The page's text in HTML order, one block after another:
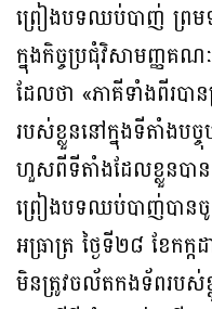
ព្រៀងបទឈប់បាញ់ ព្រមទ
ក្នុងកិច្ចប្រជុំវិសាមញ្ញគណ
ដែលថា «ភាគីទាំងពីរបាន
របស់ខ្លួននៅក្នុងទីតាំងបច្
ហួសពីទីតាំងដែលខ្លួនបា
ព្រៀងបទឈប់បាញ់បាន
អធ្រាត្រ ថ្ងៃទី២៨ ខែក
មិនត្រូវចល័តកងទ័ពរបស់ខ្